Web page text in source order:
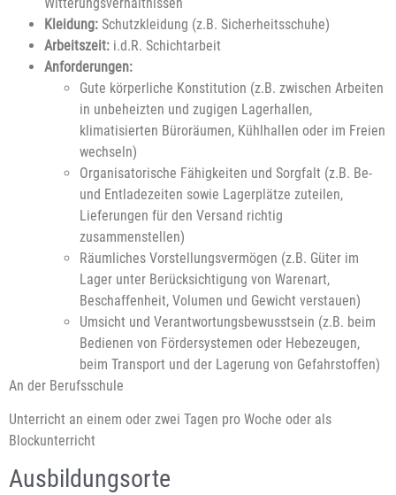
Kleidung: Schutzkleidung (z.B. Sicherheitsschuhe)
Arbeitszeit: i.d.R. Schichtarbeit
Anforderungen:
Gute körperliche Konstitution (z.B. zwischen Arbeiten
in unbeheizten und zugigen Lagerhallen,
klimatisierten Büroräumen, Kühlhallen oder im Freien
wechseln)
Organisatorische Fähigkeiten und Sorgfalt (z.B. Be-
und Entladezeiten sowie Lagerplätze zuteilen,
Lieferungen für den Versand richtig
zusammenstellen)
Räumliches Vorstellungsvermögen (z.B. Güter im
Lager unter Berücksichtigung von Warenart,
Beschaffenheit, Volumen und Gewicht verstauen)
Umsicht und Verantwortungsbewusstsein (z.B. beim
Bedienen von Fördersystemen oder Hebezeugen,
beim Transport und der Lagerung von Gefahrstoffen)
An der Berufsschule
Unterricht an einem oder zwei Tagen pro Woche oder als
Blockunterricht
Ausbildungsorte